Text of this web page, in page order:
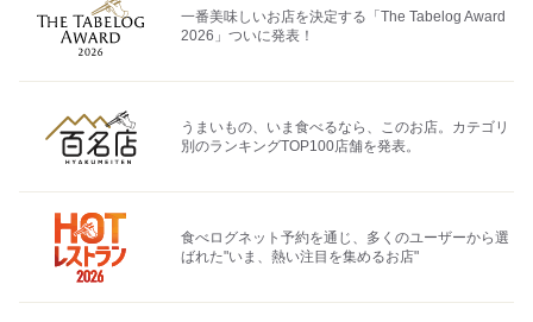
一番美味しいお店を決定する「The Tabelog Award
2026」ついに発表！
うまいもの、いま食べるなら、このお店。カテゴリ
別のランキングTOP100店舗を発表。
食べログネット予約を通じ、多くのユーザーから選
ばれた"いま、熱い注目を集めるお店"